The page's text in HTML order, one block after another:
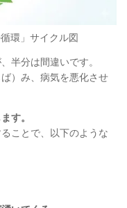
環」サイクル図
半分は間違いです。
）み、病気を悪化させ
す。
ことで、以下のような